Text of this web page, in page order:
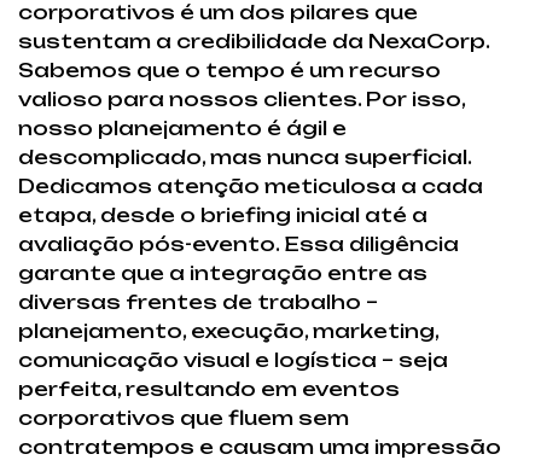
corporativos é um dos pilares que
sustentam a credibilidade da NexaCorp.
Sabemos que o tempo é um recurso
valioso para nossos clientes. Por isso,
nosso planejamento é ágil e
descomplicado, mas nunca superficial.
Dedicamos atenção meticulosa a cada
etapa, desde o briefing inicial até a
avaliação pós-evento. Essa diligência
garante que a integração entre as
diversas frentes de trabalho –
planejamento, execução, marketing,
comunicação visual e logística – seja
perfeita, resultando em eventos
corporativos que fluem sem
contratempos e causam uma impressão